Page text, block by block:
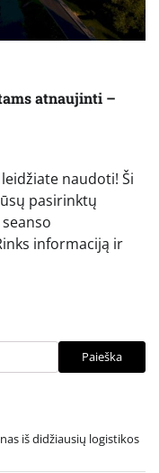
atnaujinti –
naudoti! Ši
pasirinktų
informaciją ir
Paieška
iš didžiausių logistikos